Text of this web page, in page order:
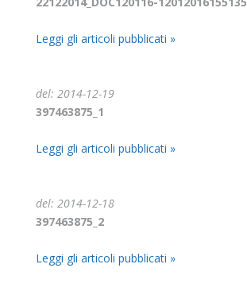
Leggi gli articoli pubblicati »
del: 2014-12-19
397463875_1
Leggi gli articoli pubblicati »
del: 2014-12-18
397463875_2
Leggi gli articoli pubblicati »